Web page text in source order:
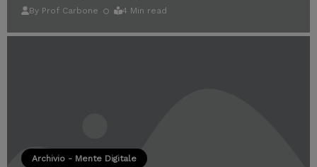
By Prof Carbone 4 Min read
Archivio - Mente Digitale